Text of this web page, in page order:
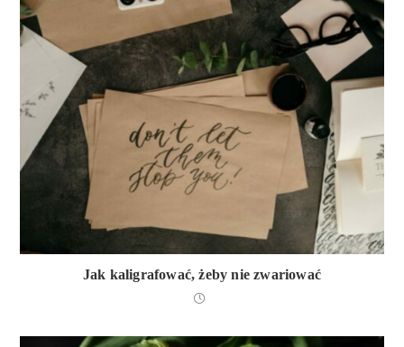
Jak kaligrafować, żeby nie zwariować